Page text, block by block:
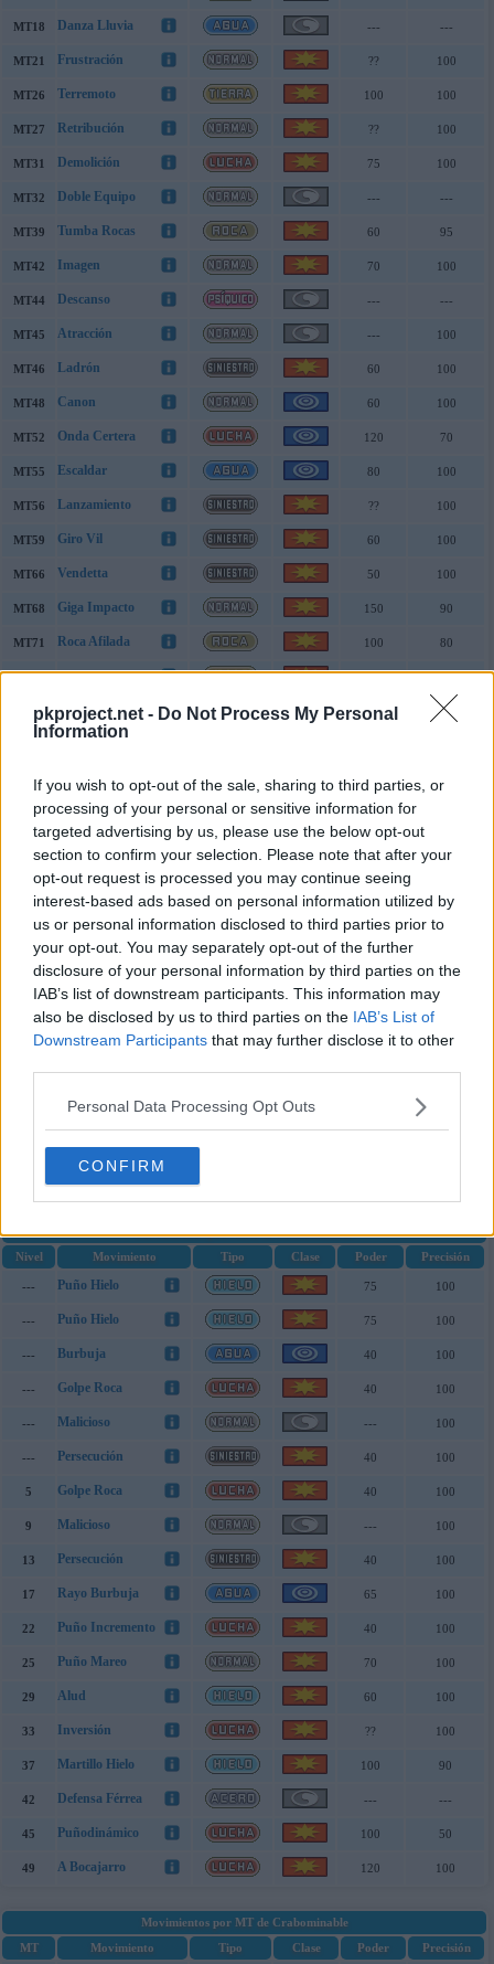
pkproject.net - Do Not Process My Personal
Information
If you wish to opt-out of the sale, sharing to third parties, or
processing of your personal or sensitive information for
targeted advertising by us, please use the below opt-out
section to confirm your selection. Please note that after your
opt-out request is processed you may continue seeing
interest-based ads based on personal information utilized by
us or personal information disclosed to third parties prior to
your opt-out. You may separately opt-out of the further
disclosure of your personal information by third parties on the
IAB’s list of downstream participants. This information may
also be disclosed by us to third parties on the IAB’s List of
Downstream Participants that may further disclose it to other
Personal Data Processing Opt Outs
CONFIRM
MT18 Danza Lluvia --- ---
MT21 Frustración ?? 100
MT26 Terremoto 100 100
MT27 Retribución ?? 100
MT31 Demolición 75 100
MT32 Doble Equipo --- ---
MT39 Tumba Rocas 60 95
MT42 Imagen 70 100
MT44 Descanso --- ---
MT45 Atracción --- 100
MT46 Ladrón 60 100
MT48 Canon 60 100
MT52 Onda Certera 120 70
MT55 Escaldar 80 100
MT56 Lanzamiento ?? 100
MT59 Giro Vil 60 100
MT66 Vendetta 50 100
MT68 Giga Impacto 150 90
MT71 Roca Afilada 100 80
MT78 Terratemblor 60 100
MT79 Vaho Gélido 60 90
MT87 Contoneo ---
MT88 Sonámbulo ---
Sustituto ---
MT100 Confidencia ---
Movimientos Huevo de Crabominable
Amnesia --- ---
Fuerza Bruta 120 100
Movimientos de Ultrasol y Ultraluna
de Crabominable
Nivel
Movimiento Tipo Clase Poder Precisión
--- Puño Hielo 75 100
--- Puño Hielo 75 100
--- Burbuja 40 100
--- Golpe Roca 40 100
--- Malicioso --- 100
--- Persecución 40 100
5 Golpe Roca 40 100
9 Malicioso --- 100
13 Persecución 40 100
17 Rayo Burbuja 65 100
22 Puño Incremento 40 100
25 Puño Mareo 70 100
29 Alud 60 100
33 Inversión ?? 100
37 Martillo Hielo 100 90
42 Defensa Férrea --- ---
45 Puñodinámico 100 50
49 A Bocajarro 120 100
Movimientos por MT de Crabominable
MT
Movimiento Tipo Clase Poder Precisión